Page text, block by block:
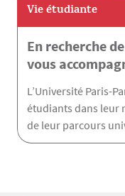
Vie étudiante
En recherche
vous
L’Université Paris-
étudiants dans leur
de leur parcours